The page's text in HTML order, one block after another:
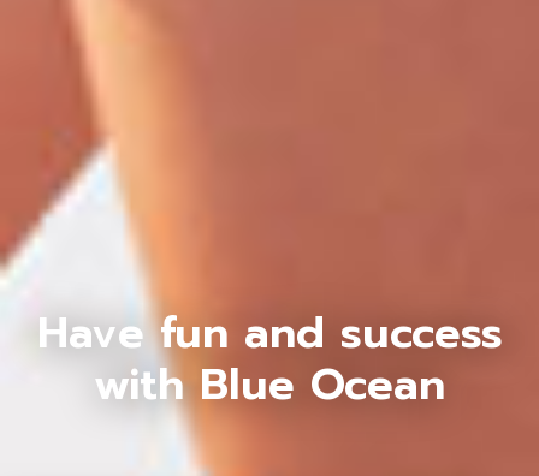
Have fun and success
with Blue Ocean